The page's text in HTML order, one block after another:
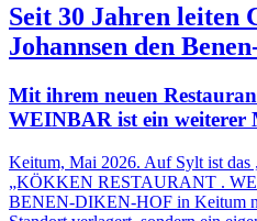
Seit 30 Jahren leiten
Johannsen den
Mit ihrem neuen
WEINBAR ist ein weiterer
Keitum, Mai 2026. Auf Sylt ist das
„KÖKKEN RESTAURANT .
BENEN-DIKEN-HOF in Keitum